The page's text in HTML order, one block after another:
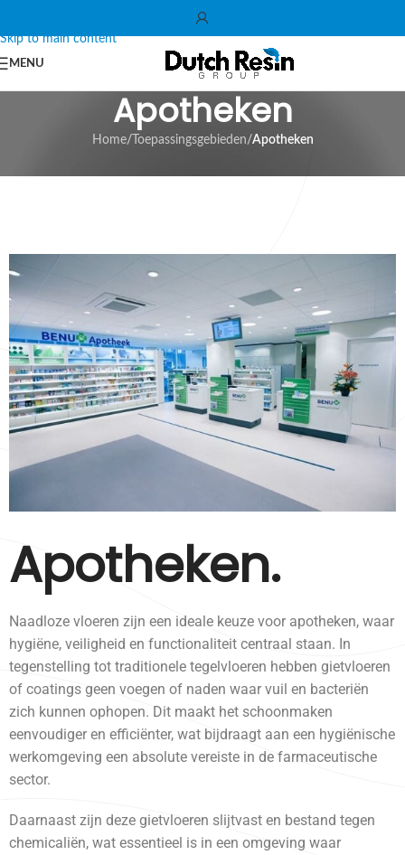
Skip to main content
MENU
Apotheken
Home/ Toepassingsgebieden/Apotheken
Apotheken.
Naadloze vloeren zijn een ideale keuze voor apotheken, waar
hygiëne, veiligheid en functionaliteit centraal staan. In
tegenstelling tot traditionele tegelvloeren hebben gietvloeren
of coatings geen voegen of naden waar vuil en bacteriën
zich kunnen ophopen. Dit maakt het schoonmaken
eenvoudiger en efficiënter, wat bijdraagt aan een hygiënische
werkomgeving een absolute vereiste in de farmaceutische
sector.
Daarnaast zijn deze gietvloeren slijtvast en bestand tegen
chemicaliën, wat essentieel is in een omgeving waar